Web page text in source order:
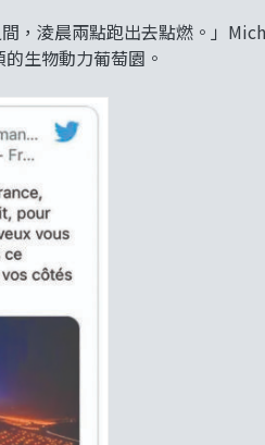
，淩晨兩點跑出去點燃。」
生物動力葡萄園。